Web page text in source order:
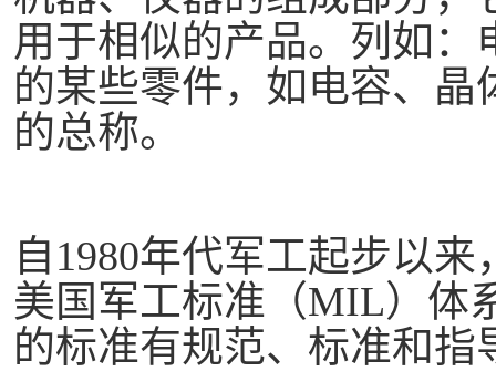
用于相似的产品。 列如：
的某些零件，如电容、
的总称。
自1980年代军工起步以
美国军工标准（MIL）体
的标准有规范、标准和